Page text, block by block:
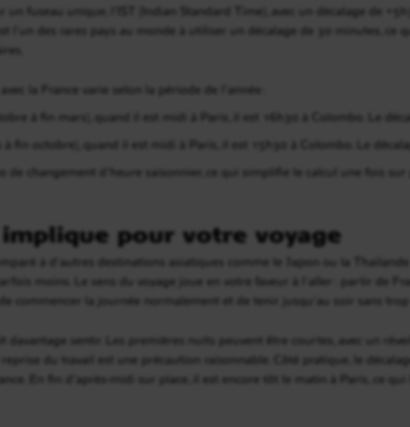
un fuseau unique, l’IST (Indian Standard Time), avec un décalage de
l’un des rares pays au monde à utiliser un décalage de 30 minutes,
la France varie selon la période de l’année :
à fin mars), quand il est midi à Paris, il est 16h30 à Colombo. Le
à fin octobre), quand il est midi à Paris, il est 15h30 à Colombo. Le
de changement d’heure saisonnier, ce qui simplifie le calcul une fois sur
pour votre voyage
à d’autres destinations asiatiques comme le Japon ou la
moins. Le sens du voyage joue en votre faveur à l’aller : partir de
commencer la journée normalement et de tenir jusqu’au soir sans
davantage sentir. Les premières nuits peuvent être courtes, avec un
reprise du travail est une précaution raisonnable. Côté pratique, le
En fin d’après-midi sur place, il est encore tôt le matin à Paris, ce